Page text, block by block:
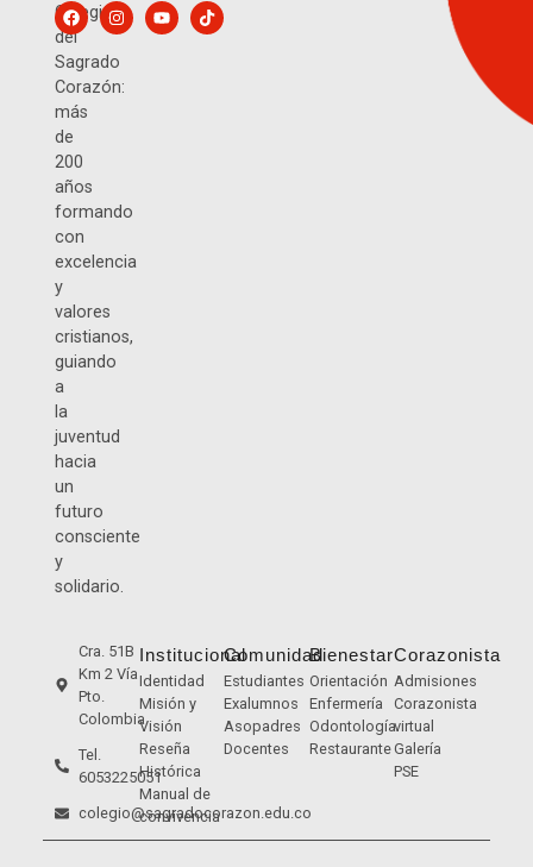
Colegio
del
Sagrado
Corazón:
más
de
200
años
formando
con
excelencia
y
valores
cristianos,
guiando
a
la
juventud
hacia
un
futuro
consciente
y
solidario.
Cra. 51B
Km 2 Vía
Pto.
Colombia
Tel.
6053225051
colegio@sagradocorazon.edu.co
Institucional
Identidad
Misión y
Visión
Reseña
Histórica
Manual de
convivencia
Comunidad
Estudiantes
Exalumnos
Asopadres
Docentes
Bienestar
Orientación
Enfermería
Odontología
Restaurante
Corazonista
Admisiones
Corazonista
virtual
Galería
PSE